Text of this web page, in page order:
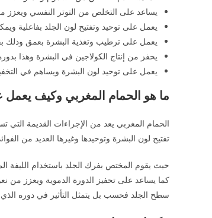
يساعد على التخلص من التوتر النفسي ويعزز
يعمل على توحيد وتفتيح لون الجلد بفاعلية
يعمل على ترطيب وتغذية البشرة بعمق وذلك
يحفز من إنتاج الكولاجين في البشرة وهذا
يعمل على توحيد لون البشرة ويساهم في
ما هو الحمام المغربي وكيف يعمل
الحمام المغربي يعد من الإجراءات القديمة
تفتيح لون البشرة وتوحيدها وغيرها العديد من
حيث يقوم المختص بفرك الجلد باستخدام الليفة
كما يساعد على تحفيز الدورة الدموية ويعزز من
سطح الجلد فحسب بل يتمثل التأثير في دوره الذي